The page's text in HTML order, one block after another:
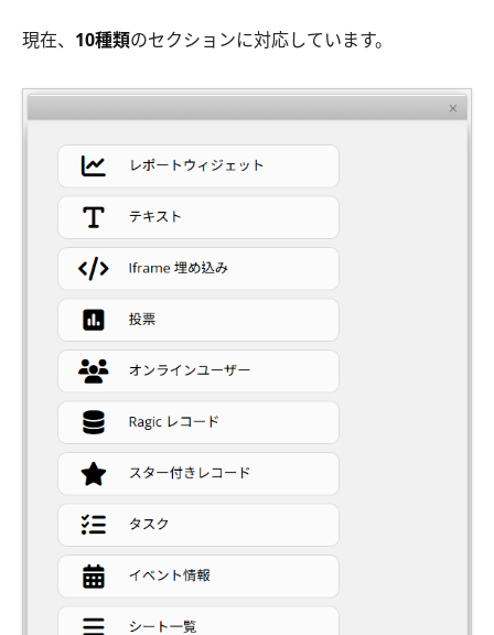
現在、 10種類のセクションに対応しています。